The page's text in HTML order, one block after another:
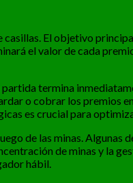
casillas. El objetivo
el valor de cada
termina
o cobrar los
es crucial para
de las minas. Algunas
de minas y la
hábil.